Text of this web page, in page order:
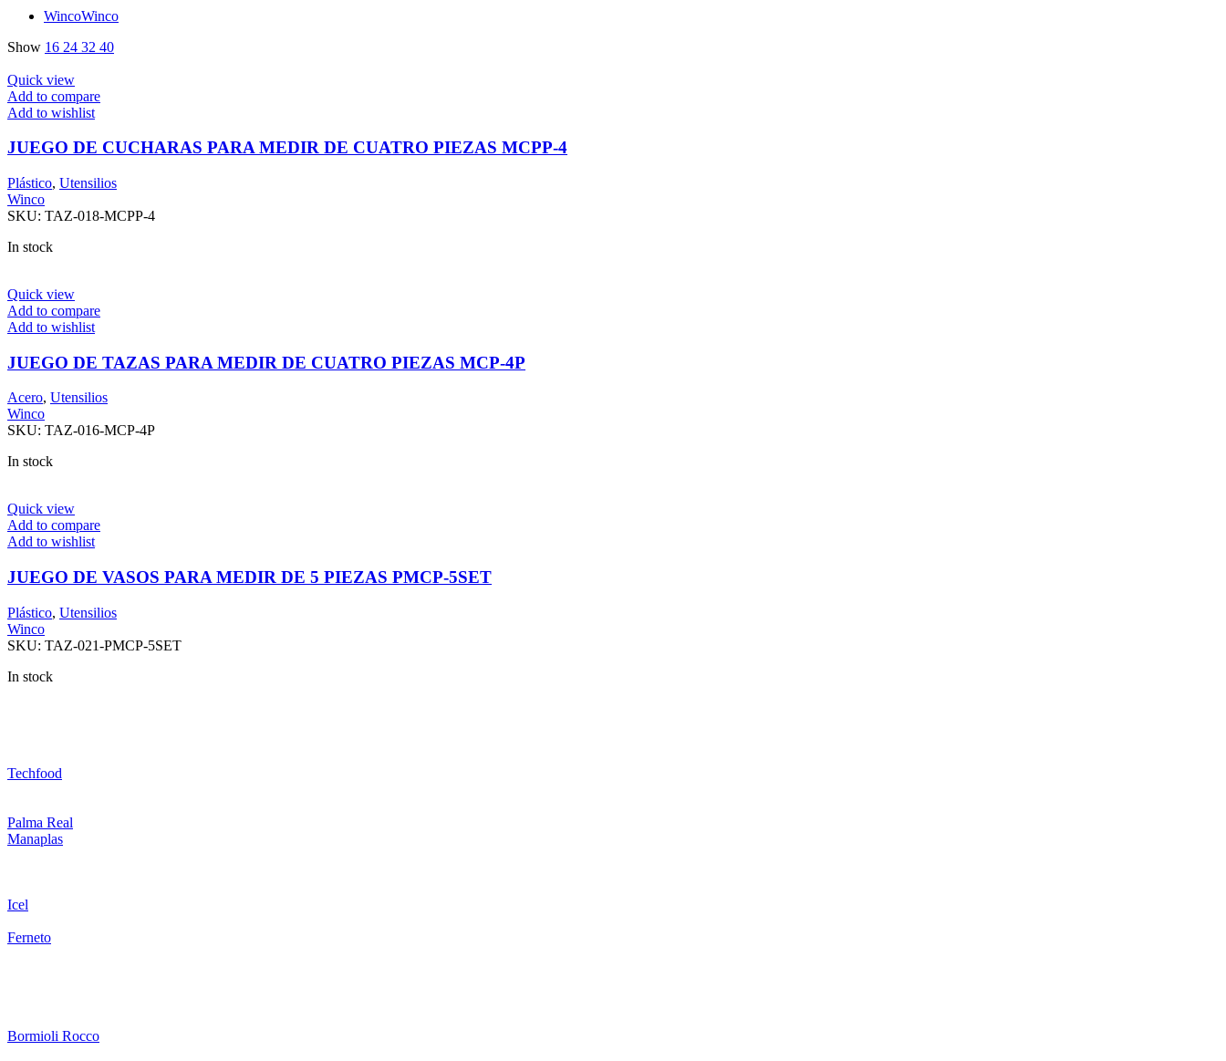
WincoWinco
Show 16 24 32 40
Quick view
Add to compare
Add to wishlist
JUEGO DE CUCHARAS PARA MEDIR DE CUATRO PIEZAS MCPP-4
Plástico, Utensilios
Winco
SKU: TAZ-018-MCPP-4
In stock
Quick view
Add to compare
Add to wishlist
JUEGO DE TAZAS PARA MEDIR DE CUATRO PIEZAS MCP-4P
Acero, Utensilios
Winco
SKU: TAZ-016-MCP-4P
In stock
Quick view
Add to compare
Add to wishlist
JUEGO DE VASOS PARA MEDIR DE 5 PIEZAS PMCP-5SET
Plástico, Utensilios
Winco
SKU: TAZ-021-PMCP-5SET
In stock
Techfood
Palma Real
Manaplas
Icel
Ferneto
Bormioli Rocco